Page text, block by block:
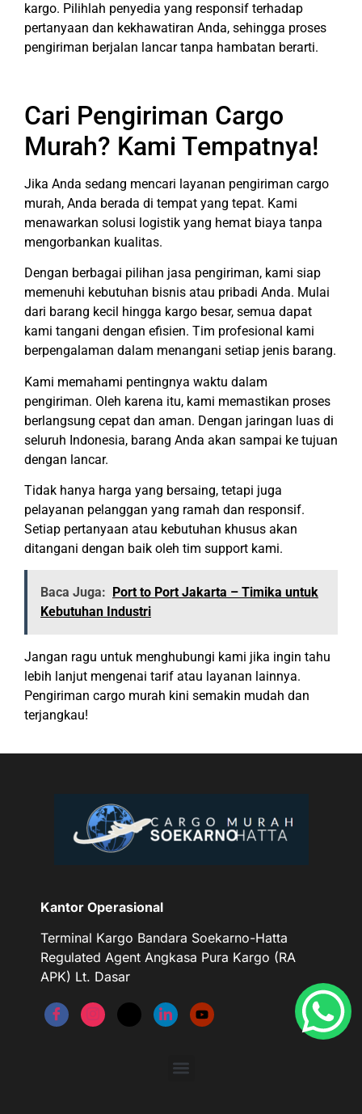
kargo. Pilihlah penyedia yang responsif terhadap
pertanyaan dan kekhawatiran Anda, sehingga proses
pengiriman berjalan lancar tanpa hambatan berarti.
Cari Pengiriman Cargo
Murah? Kami Tempatnya!
Jika Anda sedang mencari layanan pengiriman cargo
murah, Anda berada di tempat yang tepat. Kami
menawarkan solusi logistik yang hemat biaya tanpa
mengorbankan kualitas.
Dengan berbagai pilihan jasa pengiriman, kami siap
memenuhi kebutuhan bisnis atau pribadi Anda. Mulai
dari barang kecil hingga kargo besar, semua dapat
kami tangani dengan efisien. Tim profesional kami
berpengalaman dalam menangani setiap jenis barang.
Kami memahami pentingnya waktu dalam
pengiriman. Oleh karena itu, kami memastikan proses
berlangsung cepat dan aman. Dengan jaringan luas di
seluruh Indonesia, barang Anda akan sampai ke tujuan
dengan lancar.
Tidak hanya harga yang bersaing, tetapi juga
pelayanan pelanggan yang ramah dan responsif.
Setiap pertanyaan atau kebutuhan khusus akan
ditangani dengan baik oleh tim support kami.
Baca Juga:
Port to Port Jakarta – Timika untuk
Kebutuhan Industri
Jangan ragu untuk menghubungi kami jika ingin tahu
lebih lanjut mengenai tarif atau layanan lainnya.
Pengiriman cargo murah kini semakin mudah dan
terjangkau!
Kantor Operasional
Terminal Kargo Bandara Soekarno-Hatta
Regulated Agent Angkasa Pura Kargo (RA
APK) Lt. Dasar